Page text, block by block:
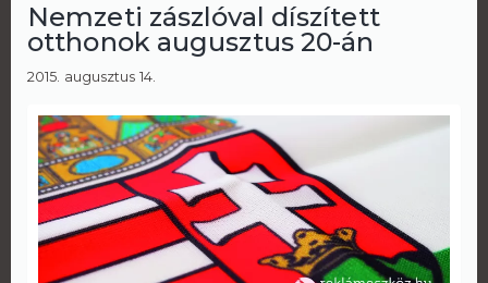
Nemzeti zászlóval díszített
otthonok augusztus 20-án
2015. augusztus 14.